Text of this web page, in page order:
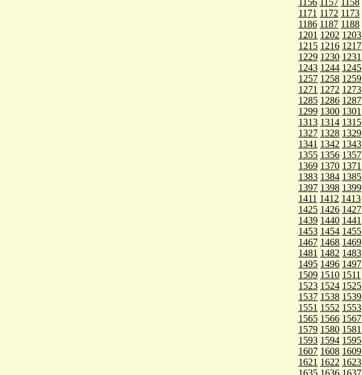
1156 1157 1158
1171 1172 1173
1186 1187 1188
1201 1202 1203
1215 1216 1217
1229 1230 1231
1243 1244 1245
1257 1258 1259
1271 1272 1273
1285 1286 1287
1299 1300 1301
1313 1314 1315
1327 1328 1329
1341 1342 1343
1355 1356 1357
1369 1370 1371
1383 1384 1385
1397 1398 1399
1411 1412 1413
1425 1426 1427
1439 1440 1441
1453 1454 1455
1467 1468 1469
1481 1482 1483
1495 1496 1497
1509 1510 1511
1523 1524 1525
1537 1538 1539
1551 1552 1553
1565 1566 1567
1579 1580 1581
1593 1594 1595
1607 1608 1609
1621 1622 1623
1635 1636 1637